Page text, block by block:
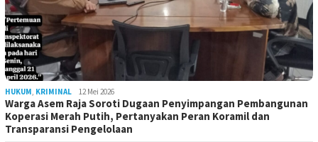
HUKUM KRIMINAL 12 Mei 2026
Warga Asem Raja Soroti Dugaan Penyimpangan Pembangunan
Koperasi Merah Putih, Pertanyakan Peran Koramil dan
Transparansi Pengelolaan